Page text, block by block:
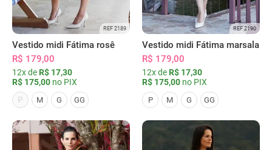
REF 2189
Vestido midi Fátima rosê
R$ 179,00
12x de R$ 17,30
R$ 175,00 no PIX
P
M G GG
REF 2190
Vestido midi Fátima marsala
R$ 179,00
12x de R$ 17,30
R$ 175,00 no PIX
P M G GG